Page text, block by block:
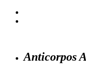
Anticorpos